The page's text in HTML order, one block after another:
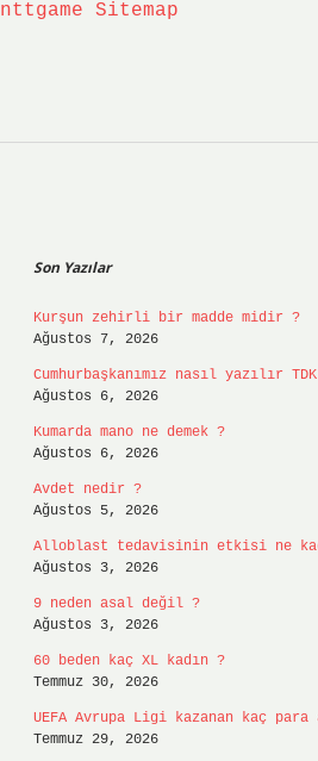
nttgame Sitemap
Son Yazılar
Kurşun zehirli bir madde midir ?
Ağustos 7, 2026
Cumhurbaşkanımız nasıl yazılır
Ağustos 6, 2026
Kumarda mano ne demek ?
Ağustos 6, 2026
Avdet nedir ?
Ağustos 5, 2026
Alloblast tedavisinin etkisi ne
Ağustos 3, 2026
9 neden asal değil ?
Ağustos 3, 2026
60 beden kaç XL kadın ?
Temmuz 30, 2026
UEFA Avrupa Ligi kazanan kaç
Temmuz 29, 2026